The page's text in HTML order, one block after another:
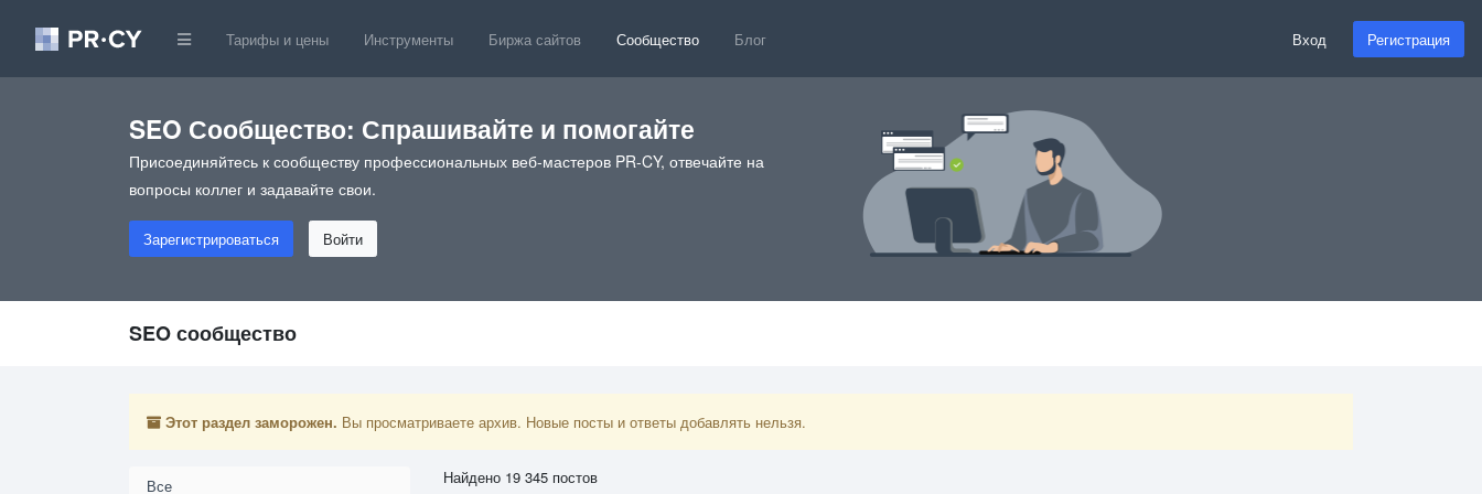
Тарифы и цены Инструменты Биржа сайтов Сообщество Блог Вход Регистрация
SEO Сообщество: Спрашивайте и помогайте
Присоединяйтесь к сообществу профессиональных веб-мастеров PR-CY, отвечайте на
вопросы коллег и задавайте свои.
Зарегистрироваться Войти
SEO сообщество
Этот раздел заморожен. Вы просматриваете архив. Новые посты и ответы добавлять нельзя.
Все Найдено 19 345 постов